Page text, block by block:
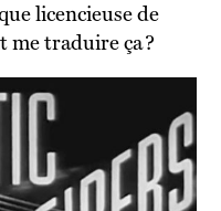
licencieuse de
me traduire ça ?